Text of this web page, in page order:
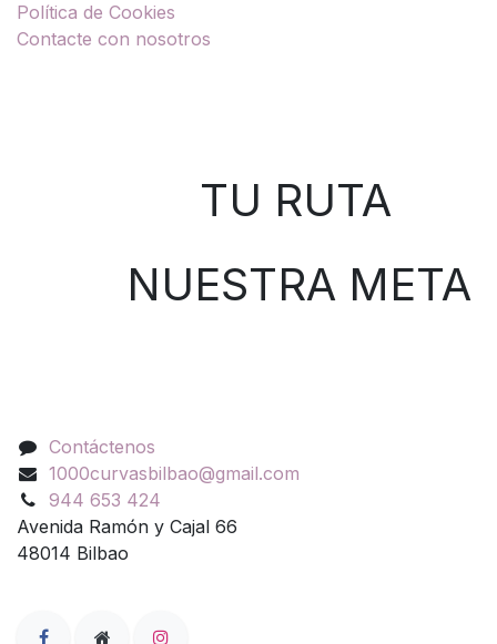
Política de Cookies
Contacte con nosotros
TU RUTA
NUESTRA META
Contáctenos
1000curvasbilbao@gmail.com
944 653 424
Avenida Ramón y Cajal 66
48014 Bilbao